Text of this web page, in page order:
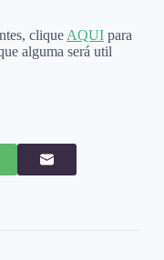
clique AQUIpara
alguma será util